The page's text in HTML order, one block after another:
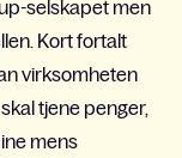
selskapet men
Kort fortalt
virksomheten
tjene penger,
mens